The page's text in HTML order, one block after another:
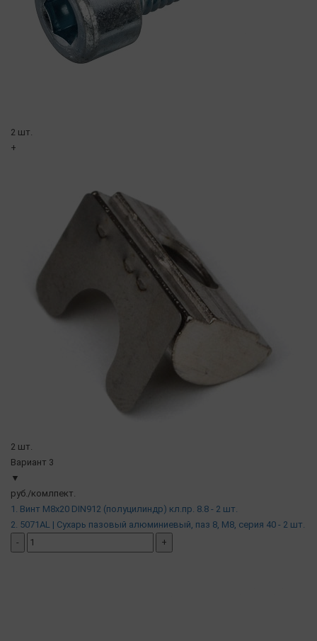
2 шт.
+
2 шт.
Вариант 3
▼
руб./комлпект.
1. Винт М8х20 DIN912 (полуцилиндр) кл.пр. 8.8 - 2 шт.
2. 5071AL | Сухарь пазовый алюминиевый, паз 8, М8, серия 40 - 2 шт.
-
+